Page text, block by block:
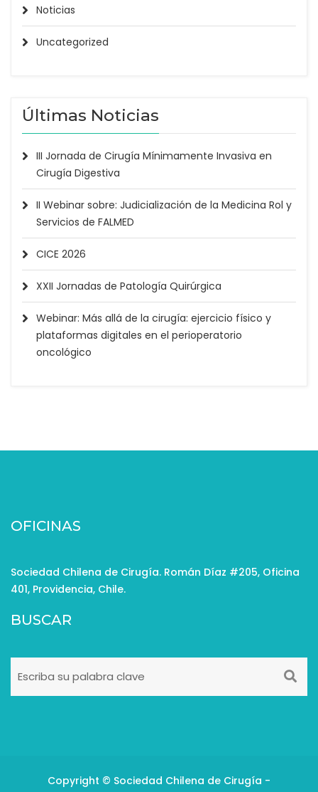
Noticias
Uncategorized
Últimas Noticias
III Jornada de Cirugía Mínimamente Invasiva en
Cirugía Digestiva
II Webinar sobre: Judicialización de la Medicina Rol y
Servicios de FALMED
CICE 2026
XXII Jornadas de Patología Quirúrgica
Webinar: Más allá de la cirugía: ejercicio físico y
plataformas digitales en el perioperatorio
oncológico
OFICINAS
Sociedad Chilena de Cirugía. Román Díaz #205, Oficina
401, Providencia, Chile.
BUSCAR
Copyright © Sociedad Chilena de Cirugía -